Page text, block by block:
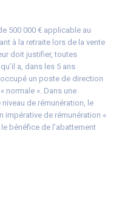
500 000 € applicable au
à la retraite lors de la vente
doit justifier, toutes
a, dans les 5 ans
un poste de direction
normale ». Dans une
de rémunération, le
impérative de rémunération «
bénéfice de l’abattement